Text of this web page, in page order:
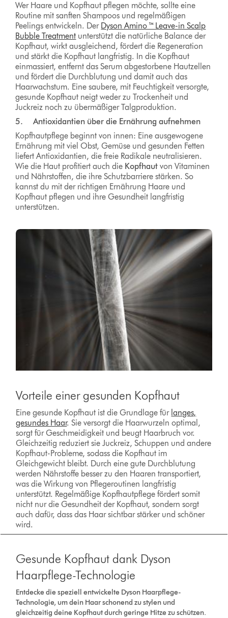
Wer Haare und Kopfhaut pflegen möchte, sollte eine
Routine mit sanften Shampoos und regelmäßigen
Peelings entwickeln. Der Dyson Amino ™ Leave-in Scalp
Bubble Treatment unterstützt die natürliche Balance der
Kopfhaut, wirkt ausgleichend, fördert die Regeneration
und stärkt die Kopfhaut langfristig. In die Kopfhaut
einmassiert, entfernt das Serum abgestorbene Hautzellen
und fördert die Durchblutung und damit auch das
Haarwachstum. Eine saubere, mit Feuchtigkeit versorgte,
gesunde Kopfhaut neigt weder zu Trockenheit und
Juckreiz noch zu übermäßiger Talgproduktion.
5. Antioxidantien über die Ernährung aufnehmen
Kopfhautpflege beginnt von innen: Eine ausgewogene
Ernährung mit viel Obst, Gemüse und gesunden Fetten
liefert Antioxidantien, die freie Radikale neutralisieren.
Wie die Haut profitiert auch die Kopfhaut von Vitaminen
und Nährstoffen, die ihre Schutzbarriere stärken. So
kannst du mit der richtigen Ernährung Haare und
Kopfhaut pflegen und ihre Gesundheit langfristig
unterstützen.
Vorteile einer gesunden Kopfhaut
Eine gesunde Kopfhaut ist die Grundlage für langes,
gesundes Haar. Sie versorgt die Haarwurzeln optimal,
sorgt für Geschmeidigkeit und beugt Haarbruch vor.
Gleichzeitig reduziert sie Juckreiz, Schuppen und andere
Kopfhaut-Probleme, sodass die Kopfhaut im
Gleichgewicht bleibt. Durch eine gute Durchblutung
werden Nährstoffe besser zu den Haaren transportiert,
was die Wirkung von Pflegeroutinen langfristig
unterstützt. Regelmäßige Kopfhautpflege fördert somit
nicht nur die Gesundheit der Kopfhaut, sondern sorgt
auch dafür, dass das Haar sichtbar stärker und schöner
wird.
Gesunde Kopfhaut dank Dyson
Haarpflege-Technologie
Entdecke die speziell entwickelte Dyson Haarpflege-
Technologie, um dein Haar schonend zu stylen und
gleichzeitig deine Kopfhaut durch geringe Hitze zu schützen.